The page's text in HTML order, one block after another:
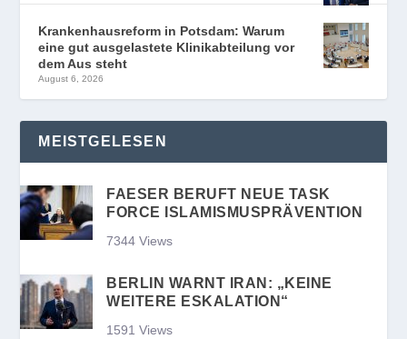
Krankenhausreform in Potsdam: Warum
eine gut ausgelastete Klinikabteilung vor
dem Aus steht
August 6, 2026
MEISTGELESEN
FAESER BERUFT NEUE TASK
FORCE ISLAMISMUSPRÄVENTION
7344 Views
BERLIN WARNT IRAN: „KEINE
WEITERE ESKALATION“
1591 Views